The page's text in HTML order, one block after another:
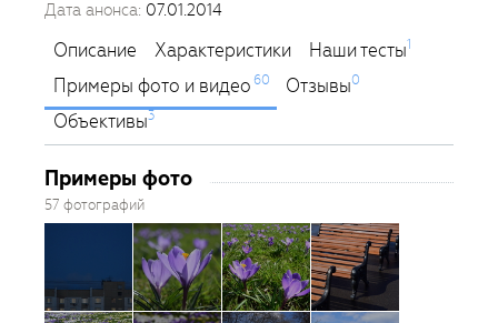
Дата анонса: 07.01.2014
Описание Характеристики Наши тесты1
Примеры фото и видео60 Отзывы0
Объективы3
Примеры фото
57 фотографий